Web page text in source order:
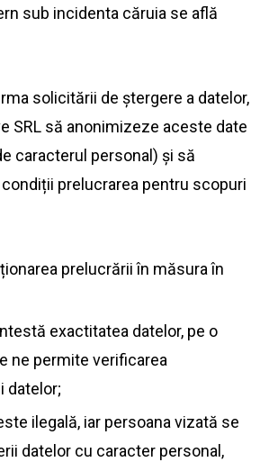
sub incidenta căruia se află
solicitării de ștergere a datelor,
SRL să anonimizeze aceste date
caracterul personal) și să
prelucrarea pentru scopuri
prelucrării în măsura în
exactitatea datelor, pe o
ne permite verificarea
datelor;
ilegală, iar persoana vizată se
datelor cu caracter personal,